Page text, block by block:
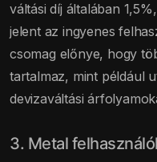
váltási díj általában
jelent az ingyenes
csomag előnye, hogy
tartalmaz, mint például
devizaváltási
3. Metal